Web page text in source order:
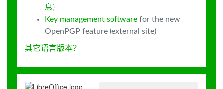
息)
Key management software for the new
OpenPGP feature (external site)
其它语言版本？